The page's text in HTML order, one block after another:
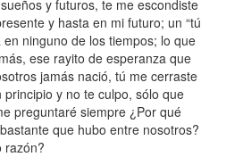
y futuros, te me escondiste
y hasta en mi futuro; un “tú
en ninguno de los tiempos; lo que
ese rayito de esperanza que
jamás nació, tú me cerraste
y no te culpo, sólo que
preguntaré siempre ¿Por qué
que hubo entre nosotros?
razón?